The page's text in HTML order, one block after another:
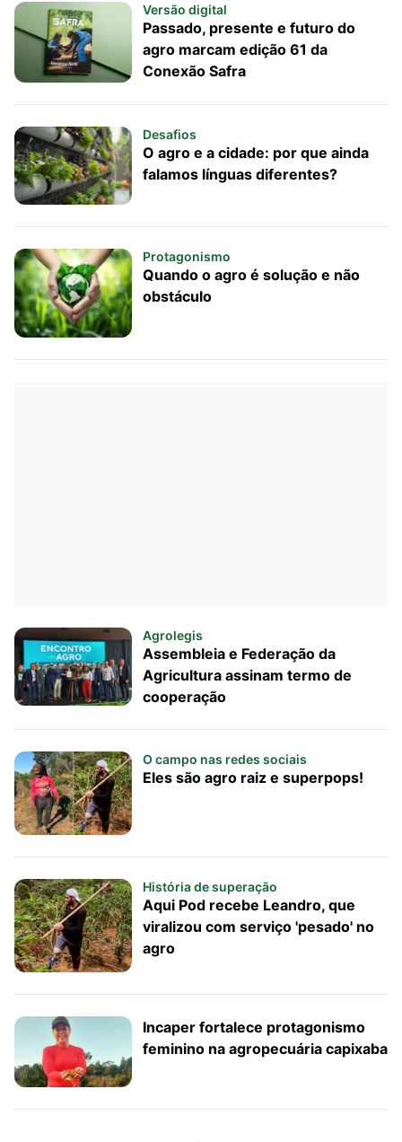
Versão digital
Passado, presente e futuro do
agro marcam edição 61 da
Conexão Safra
Desafios
O agro e a cidade: por que ainda
falamos línguas diferentes?
Protagonismo
Quando o agro é solução e não
obstáculo
Agrolegis
Assembleia e Federação da
Agricultura assinam termo de
cooperação
O campo nas redes sociais
Eles são agro raiz e superpops!
História de superação
Aqui Pod recebe Leandro, que
viralizou com serviço 'pesado' no
agro
Incaper fortalece protagonismo
feminino na agropecuária capixaba